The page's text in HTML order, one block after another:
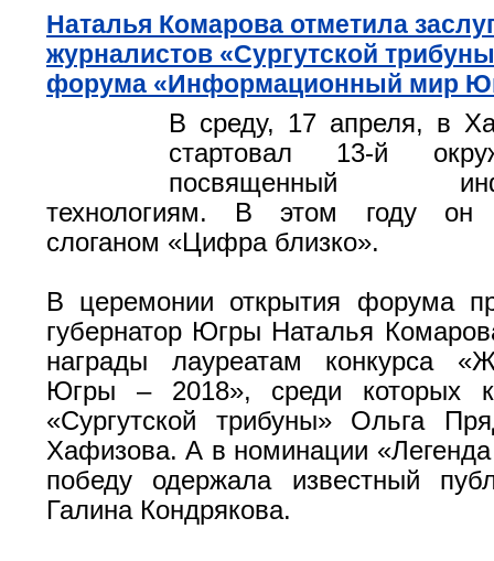
Наталья Комарова отметила
журналистов «Сургутской
форума «Информационный мир
В среду, 17 апреля, в
стартовал 13-й
посвященный
технологиям. В этом году он
слоганом «Цифра близко».
В церемонии открытия форума
губернатор Югры Наталья
награды лауреатам конкурса
Югры – 2018», среди которых
«Сургутской трибуны» Ольга
Хафизова. А в номинации «Легенда
победу одержала известный
Галина Кондрякова.